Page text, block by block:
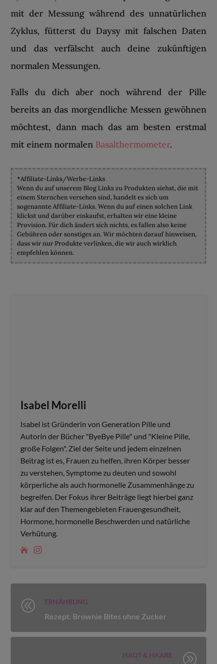
mit der Messung während des unnatürlichen
Zyklus, fütterst du Daysy mit falschen Daten
und das verfälscht auch deine zukünftigen
normalen Messungen.
Falls du dich aber noch während der Pille
bereits an das morgendliche Messen gewöhnen
möchtest, dann mach das am besten erstmal
mit einem normalen Basalthermometer.
*Affiliate-Links/Werbe-Links
Wenn du auf unserem Blog Links zu Produkten siehst, die mit
einem Sternchen versehen sind, handelt es sich um
sogenannte Affiliate-Links. Wenn du auf einen solchen Link
klickst und darüber einkaufst, erhalten wir eine kleine
Provision. Für dich ändert sich nichts, es fallen also keine
Gebühren oder sonstiges an. Wir möchten darauf hinweisen,
dass wir nur Produkte verlinken, die wir auch wirklich
empfehlen können.
Isabel Morelli
Isabel ist Gründerin von Generation Pille und
Autorin der Bücher "ByeBye Pille" und "Kleine Pille,
große Folgen". Ziel der Seite und jedem einzelnen
Beitrag ist es, Frauen zu helfen, ihren Körper besser
zu verstehen, Symptome zu deuten und sowohl
körperliche als auch hormonelle Zusammenhänge zu
begreifen. Der Fokus ihrer Beiträge liegt hierbei ganz
klar auf den Themengebieten Frauengesundheit,
Hormone, hormonelle Beschwerden und natürliche
Verhütung.
@ ERNÄHRUNG
Rezept: Brownie Bites ohne Zucker
HAUT & HAARE A